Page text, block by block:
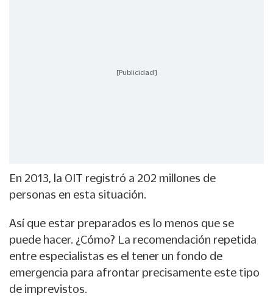
[Publicidad]
En 2013, la OIT registró a 202 millones de
personas en esta situación.
Así que estar preparados es lo menos que se
puede hacer. ¿Cómo? La recomendación repetida
entre especialistas es el tener un fondo de
emergencia para afrontar precisamente este tipo
de imprevistos.